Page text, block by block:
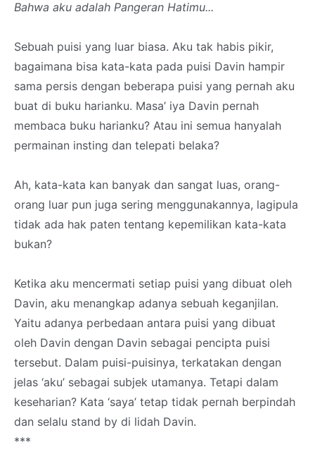
Bahwa aku adalah Pangeran Hatimu...
Sebuah puisi yang luar biasa. Aku tak habis pikir,
bagaimana bisa kata-kata pada puisi Davin hampir
sama persis dengan beberapa puisi yang pernah aku
buat di buku harianku. Masa’ iya Davin pernah
membaca buku harianku? Atau ini semua hanyalah
permainan insting dan telepati belaka?
Ah, kata-kata kan banyak dan sangat luas, orang-
orang luar pun juga sering menggunakannya, lagipula
tidak ada hak paten tentang kepemilikan kata-kata
bukan?
Ketika aku mencermati setiap puisi yang dibuat oleh
Davin, aku menangkap adanya sebuah keganjilan.
Yaitu adanya perbedaan antara puisi yang dibuat
oleh Davin dengan Davin sebagai pencipta puisi
tersebut. Dalam puisi-puisinya, terkatakan dengan
jelas ‘aku’ sebagai subjek utamanya. Tetapi dalam
keseharian? Kata ‘saya’ tetap tidak pernah berpindah
dan selalu stand by di lidah Davin.
***